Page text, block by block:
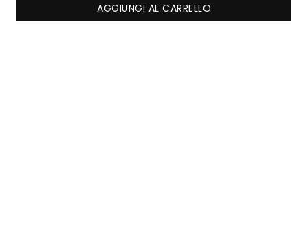
AGGIUNGI AL CARRELLO